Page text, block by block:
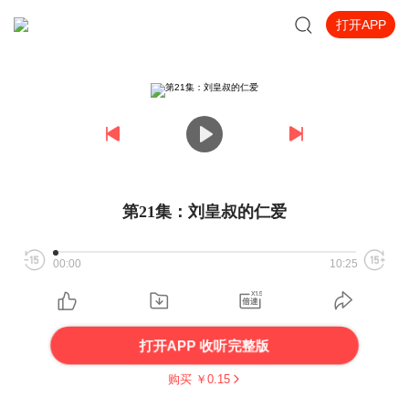
打开APP
第21集：刘皇叔的仁爱
00:00 10:25
打开APP 收听完整版
购买 ￥ 0.15